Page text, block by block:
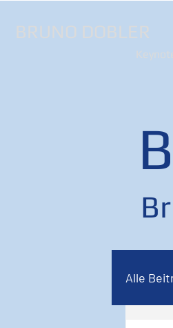
BRUNO DOBLER
Alle